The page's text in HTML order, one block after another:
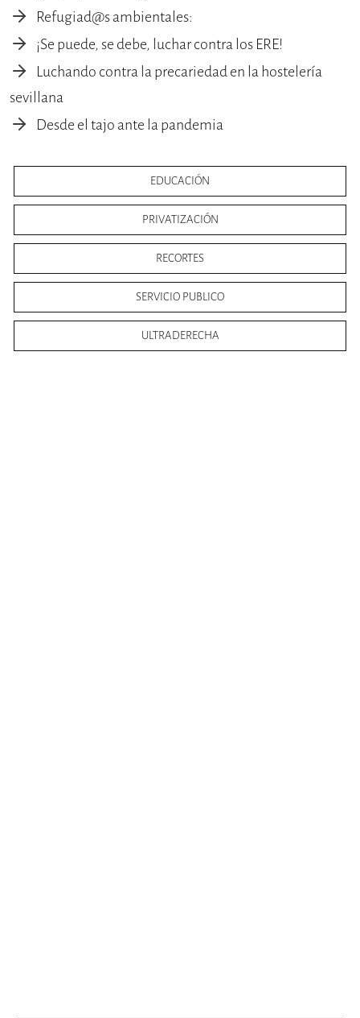
Refugiad@s ambientales:
¡Se puede, se debe, luchar contra los ERE!
Luchando contra la precariedad en la hostelería
sevillana
Desde el tajo ante la pandemia
EDUCACIÓN
PRIVATIZACIÓN
RECORTES
SERVICIO PUBLICO
ULTRADERECHA